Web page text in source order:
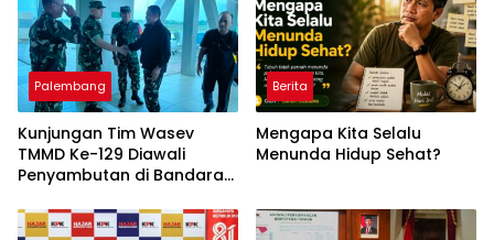
Palembang
Kunjungan Tim Wasev
TMMD Ke-129 Diawali
Penyambutan di Bandara
Berita
Mengapa Kita Selalu
Menunda Hidup Sehat?